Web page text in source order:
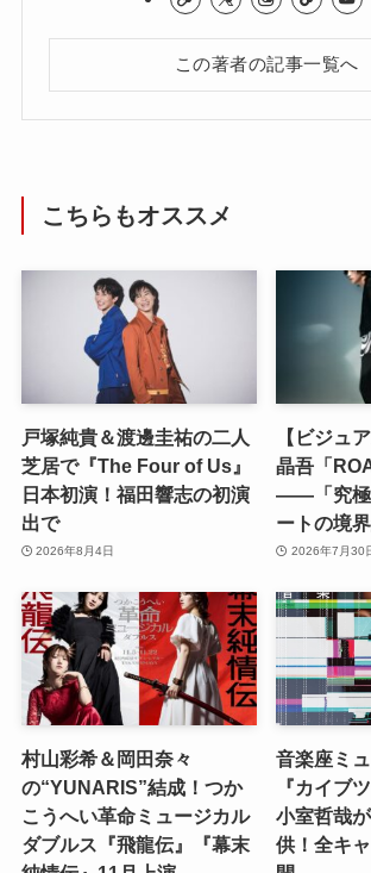
この著者の記事一覧へ
こちらもオススメ
戸塚純貴＆渡邊圭祐の二人
芝居で『The Four of Us』
日本初演！福田響志の初演
出で
2026年8月4日
【ビジュ
晶吾「
――「究極
ートの境
2026年7月30
村山彩希＆岡田奈々
の“YUNARIS”結成！つか
こうへい革命ミュージカル
ダブルス『飛龍伝』『幕末
音楽座ミ
『カイブ
小室哲哉
供！全キ